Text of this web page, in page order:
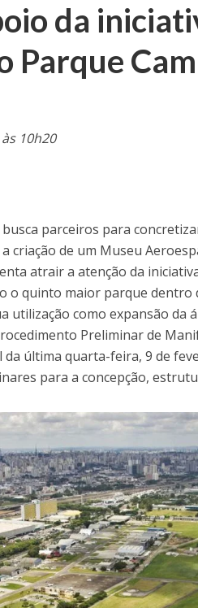
da
Parque
10h20
parceiros para
criação de um Museu
atrair a atenção da
o quinto maior parque dentro
utilização como expansão da
Preliminar de
última quarta-feira, 9 de
para a concepção,